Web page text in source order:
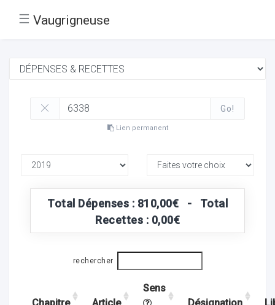
☰ Vaugrigneuse
Go!
Lien permanent
Total Dépenses : 810,00€ - Total
Recettes : 0,00€
rechercher
Sens